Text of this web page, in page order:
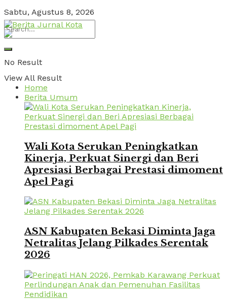
Sabtu, Agustus 8, 2026
No Result
View All Result
Home
Berita Umum
Wali Kota Serukan Peningkatkan
Kinerja, Perkuat Sinergi dan Beri
Apresiasi Berbagai Prestasi dimoment
Apel Pagi
ASN Kabupaten Bekasi Diminta Jaga
Netralitas Jelang Pilkades Serentak
2026